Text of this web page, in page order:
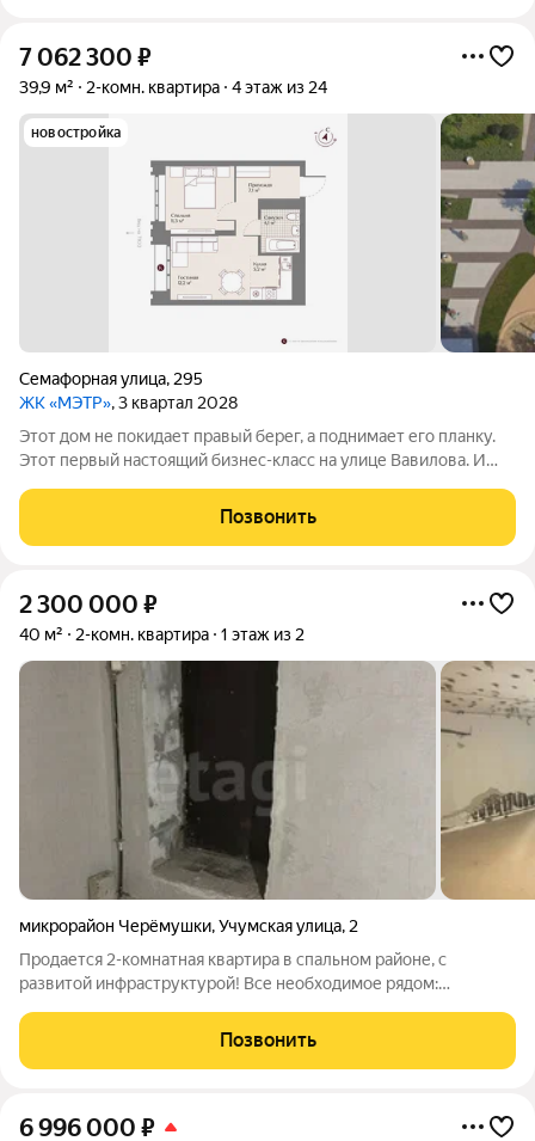
7 062 300 ₽
39,9 м² 2-комн. квартира 4 этаж из 24
новостройка
Семафорная улица, 295
ЖК «МЭТР», 3 квартал 2028
Этот дом не покидает правый берег, а поднимает его планку.
Этот первый настоящий бизнес-класс на улице Вавилова. И
панорамных окон. Обязывает
Позвонить
2 300 000 ₽
40 м² 2-комн. квартира 1 этаж из 2
микрорайон Черёмушки,Учумская улица, 2
Продается 2-комнатная квартира в спальном районе, с
развитой инфраструктурой! Все необходимое рядом:
учреждения, остановки общественного транспорта. Год
постройки 1962 Материал стен - кирпич
Позвонить
6 996 000 ₽